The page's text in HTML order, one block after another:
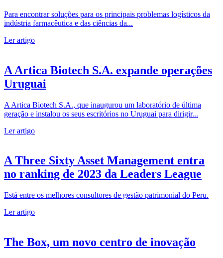
Para encontrar soluções para os principais problemas logísticos da
indústria farmacêutica e das ciências da...
Ler artigo
A Artica Biotech S.A. expande operações
Uruguai
A Artica Biotech S.A., que inaugurou um laboratório de última
geração e instalou os seus escritórios no Uruguai para dirigir...
Ler artigo
A Three Sixty Asset Management entra
no ranking de 2023 da Leaders League
Está entre os melhores consultores de gestão patrimonial do Peru.
Ler artigo
The Box, um novo centro de inovação